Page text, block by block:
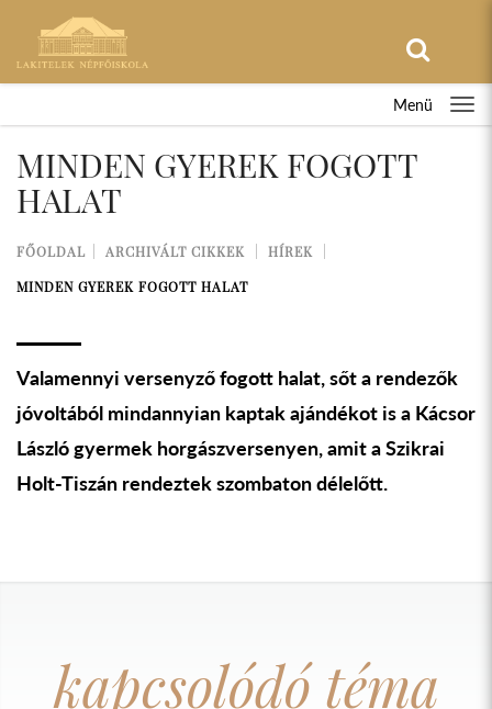
Menü
MINDEN GYEREK FOGOTT
HALAT
FŐOLDAL ARCHIVÁLT CIKKEK
HÍREK
MINDEN GYEREK FOGOTT HALAT
Valamennyi versenyző fogott halat, sőt a rendezők
jóvoltából mindannyian kaptak ajándékot is a Kácsor
László gyermek horgászversenyen, amit a Szikrai
Holt-Tiszán rendeztek szombaton délelőtt.
kapcsolódó téma